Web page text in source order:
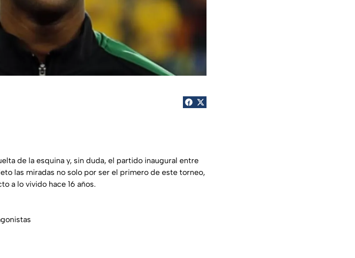
de la esquina y, sin duda, el partido inaugural entre
las miradas no solo por ser el primero de este torneo,
a lo vivido hace 16 años.